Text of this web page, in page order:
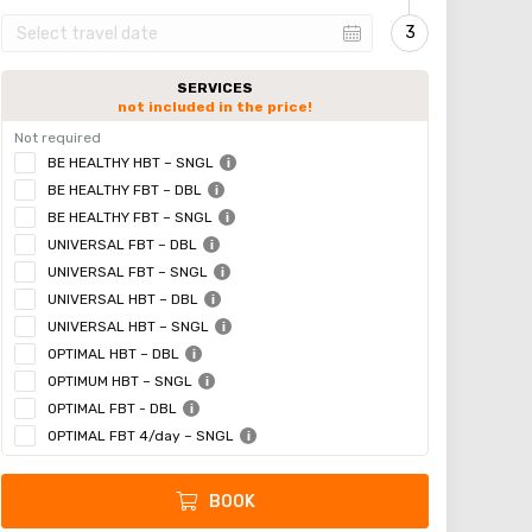
SERVICES
not included in the price!
Not required
BE HEALTHY HBT – SNGL
BE HEALTHY FBT – DBL
BE HEALTHY FBT – SNGL
UNIVERSAL FBT – DBL
UNIVERSAL FBT – SNGL
UNIVERSAL HBT – DBL
UNIVERSAL HBT – SNGL
OPTIMAL HBT – DBL
OPTIMUM HBT – SNGL
OPTIMAL FBT - DBL
OPTIMAL FBT 4/day – SNGL
BOOK